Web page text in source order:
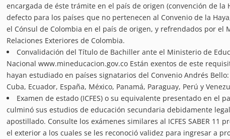
encargada de éste trámite en el país de origen (convención de la
defecto para los países que no pertenecen al Convenio de la
el Cónsul de Colombia en el país de origen, y refrendados por el
Relaciones Exteriores de Colombia.
Convalidación del Título de Bachiller ante el Ministerio de
Nacional www.mineducacion.gov.co Están exentos de este
hayan estudiado en países signatarios del Convenio Andrés
Cuba, Ecuador, España, México, Panamá, Paraguay, Perú y
Examen de estado (ICFES) o su equivalente presentado en el
culminó sus estudios de educación secundaria debidamente
apostillado. Consulte los exámenes similares al ICFES SABER 11
el exterior a los cuales se les reconoció validez para ingresar a